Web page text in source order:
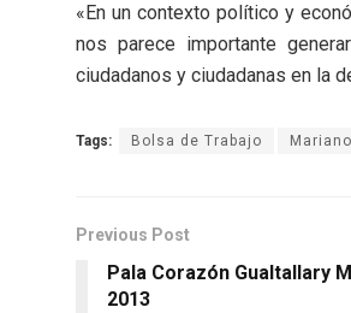
«En un contexto político y
nos parece importante
ciudadanos y ciudadanas en la
Tags: Bolsa de Trabajo
Previous Post
Pala Corazón Gualtallary
2013